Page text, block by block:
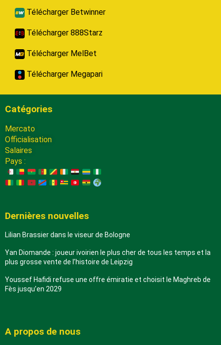
Télécharger Betwinner
Télécharger 888Starz
Télécharger MelBet
Télécharger Megapari
Catégories
Mercato
Officialisation
Salaires
Pays :
Dernières nouvelles
Lilian Brassier dans le viseur de Bologne
Yan Diomande : joueur ivoirien le plus cher de tous les temps et la
plus grosse vente de l’histoire de Leipzig
Youssef Hafidi refuse une offre émiratie et choisit le Maghreb de
Fès jusqu’en 2029
A propos de nous